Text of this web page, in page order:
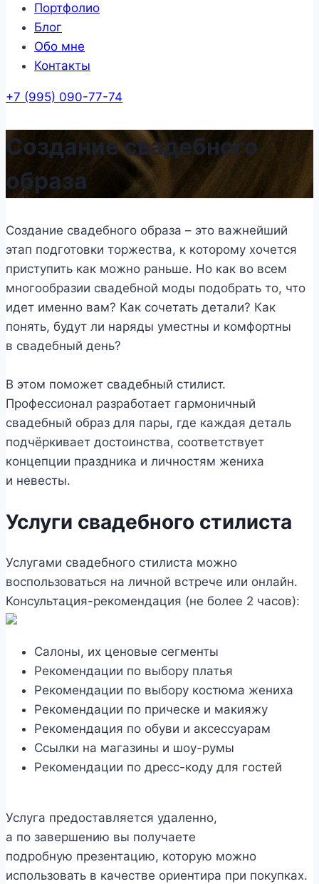
Портфолио
Блог
Обо мне
Контакты
+7 (995) 090-77-74
Создание свадебного
образа
Создание свадебного образа – это важнейший
этап подготовки торжества, к которому хочется
приступить как можно раньше. Но как во всем
многообразии свадебной моды подобрать то, что
идет именно вам? Как сочетать детали? Как
понять, будут ли наряды уместны и комфортны
в свадебный день?
В этом поможет свадебный стилист.
Профессионал разработает гармоничный
свадебный образ для пары, где каждая деталь
подчёркивает достоинства, соответствует
концепции праздника и личностям жениха
и невесты.
Услуги свадебного стилиста
Услугами свадебного стилиста можно
воспользоваться на личной встрече или онлайн.
Консультация-рекомендация (не более 2 часов):
Салоны, их ценовые сегменты
Рекомендации по выбору платья
Рекомендации по выбору костюма жениха
Рекомендации по прическе и макияжу
Рекомендация по обуви и аксессуарам
Ссылки на магазины и шоу-румы
Рекомендации по дресс-коду для гостей
Услуга предоставляется удаленно,
а по завершению вы получаете
подробную презентацию, которую можно
использовать в качестве ориентира при покупках.